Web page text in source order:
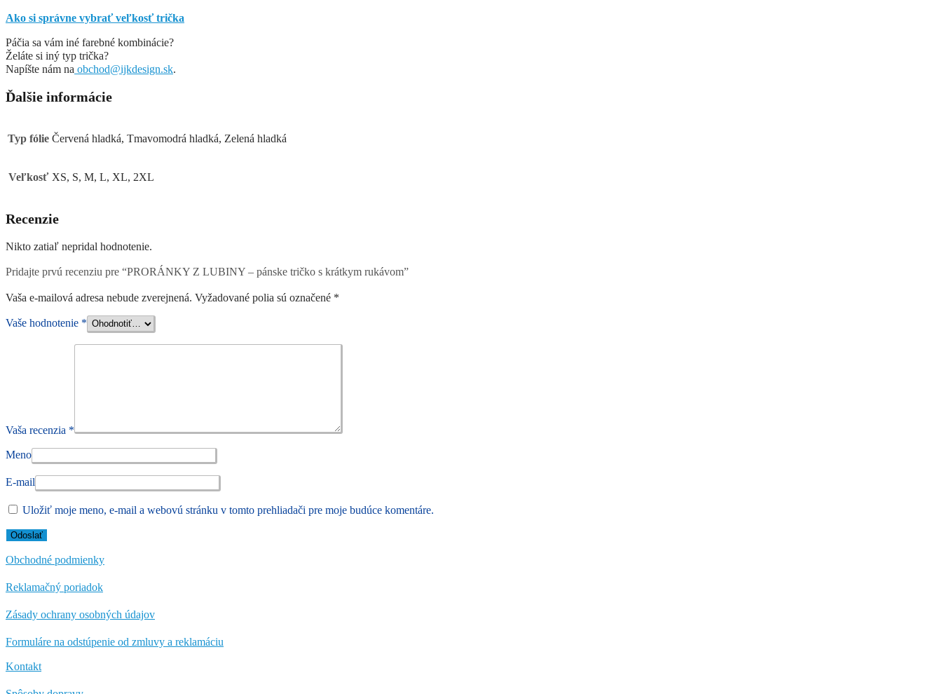
Ako si správne vybrať veľkosť trička
Páčia sa vám iné farebné kombinácie?
Želáte si iný typ trička?
Napíšte nám na obchod@ijkdesign.sk.
Ďalšie informácie
Typ fólie Červená hladká, Tmavomodrá hladká, Zelená hladká
Veľkosť XS, S, M, L, XL, 2XL
Recenzie
Nikto zatiaľ nepridal hodnotenie.
Pridajte prvú recenziu pre “PRORÁNKY Z LUBINY – pánske tričko s krátkym rukávom”
Vaša e-mailová adresa nebude zverejnená. Vyžadované polia sú označené *
Vaše hodnotenie *
Vaša recenzia *
Meno
E-mail
Uložiť moje meno, e-mail a webovú stránku v tomto prehliadači pre moje budúce komentáre.
Obchodné podmienky
Reklamačný poriadok
Zásady ochrany osobných údajov
Formuláre na odstúpenie od zmluvy a reklamáciu
Kontakt